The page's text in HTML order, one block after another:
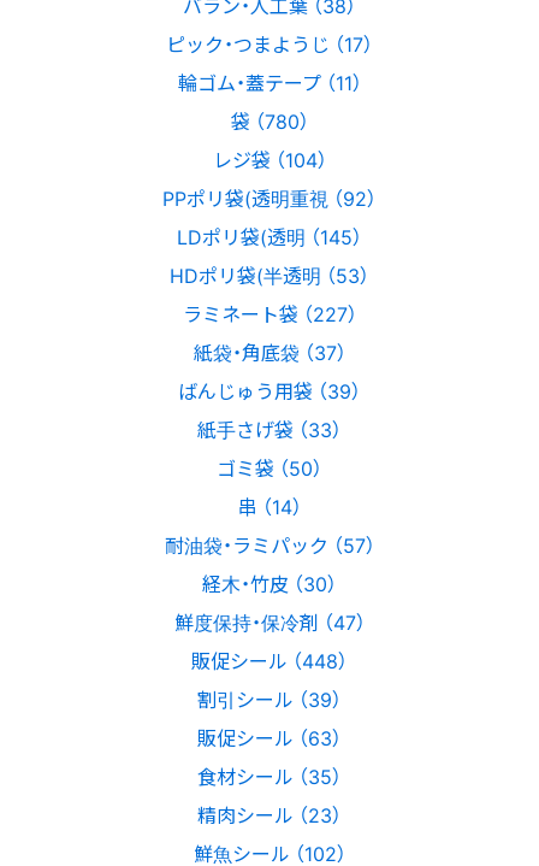
ピック・つまようじ （17）
輪ゴム・蓋テープ （11）
袋 （780）
レジ袋 （104）
PPポリ袋(透明重視 （92）
LDポリ袋(透明 （145）
HDポリ袋(半透明 （53）
ラミネート袋 （227）
紙袋・角底袋 （37）
ばんじゅう用袋 （39）
紙手さげ袋 （33）
ゴミ袋 （50）
串 （14）
耐油袋・ラミパック （57）
経木・竹皮 （30）
鮮度保持・保冷剤 （47）
販促シール （448）
割引シール （39）
販促シール （63）
食材シール （35）
精肉シール （23）
鮮魚シール （102）